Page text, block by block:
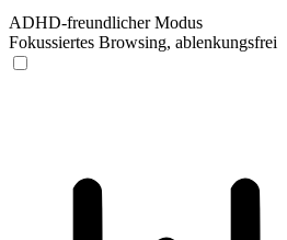
ADHD-freundlicher Modus
Fokussiertes Browsing, ablenkungsfrei